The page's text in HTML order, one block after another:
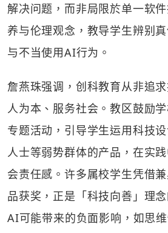
解决问题，而非局限於单一软
养与伦理观念，教导学生辨别
与不当使用AI行为。
詹燕珠强调，创科教育从非追
人为本、服务社会。教区鼓励
专题活动，引导学生运用科技
人士等弱势群体的产品，在实
会责任感。许多属校学生凭借
品获奖，正是「科技向善」理
AI可能带来的负面影响，如思